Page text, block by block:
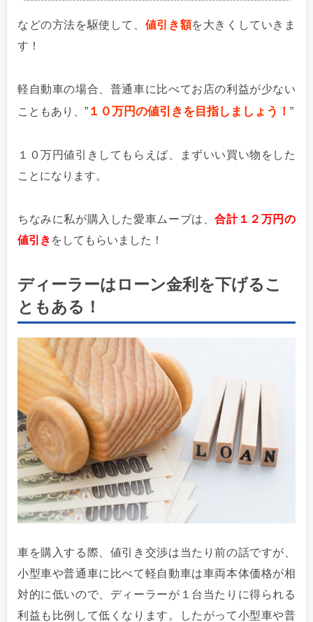
などの方法を駆使して、 値引き額を大きくしていきま
す！
軽自動車の場合、普通車に比べてお店の利益が少ない
こともあり、”１０万円の値引きを目指しましょう！ ”
１０万円値引きしてもらえば、まずいい買い物をした
ことになります。
ちなみに私が購入した愛車ムーブは、合計１２万円の
値引き をしてもらいました！
ディーラーはローン金利を下げるこ
ともある！
車を購入する際、値引き交渉は当たり前の話ですが、
小型車や普通車に比べて軽自動車は車両本体価格が相
対的に低いので、ディーラーが１台当たりに得られる
利益も比例して低くなります。したがって小型車や普